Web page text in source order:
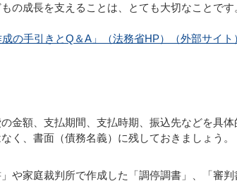
の成長を支えることは、とても大切なことです
の手引きとQ＆A」（法務省HP）（外部サイト
金額、支払期間、支払時期、振込先などを具体
く、書面（債務名義）に残しておきましょう。
や家庭裁判所で作成した「調停調書」、「審判